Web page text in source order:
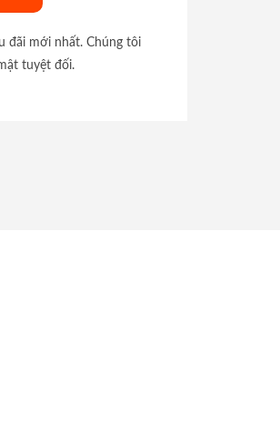
đãi mới nhất. Chúng tôi
tuyệt đối.